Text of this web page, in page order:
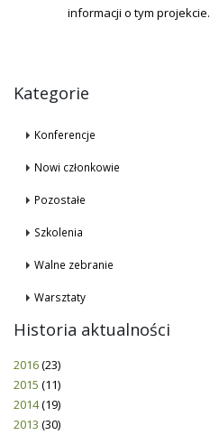
informacji o tym projekcie.
Kategorie
Konferencje
Nowi członkowie
Pozostałe
Szkolenia
Walne zebranie
Warsztaty
Historia aktualności
2016(23)
2015 (11)
2014(19)
2013 (30)